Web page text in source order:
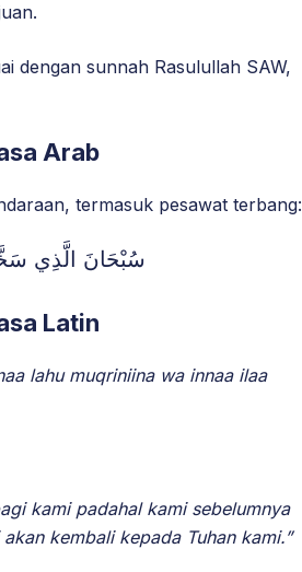
dengan sunnah Rasulullah SAW,
Arab
termasuk pesawat terbang:
سُبْحَانَ الَّذِي سَخَّرَ
Latin
lahu muqriniina wa innaa ilaa
kami padahal kami sebelumnya
kembali kepada Tuhan kami.”